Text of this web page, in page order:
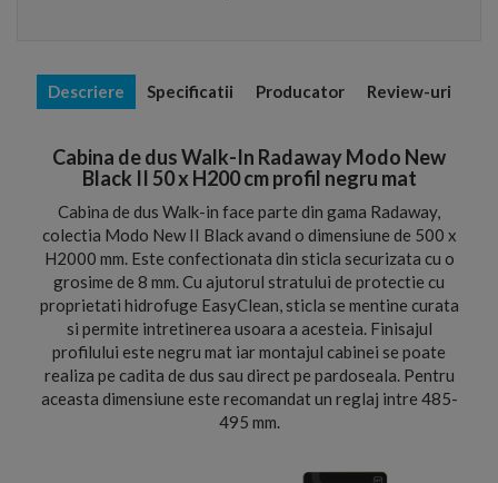
Descriere Specificatii Producator Review-uri
Cabina de dus Walk-In Radaway Modo New
Black II 50 x H200 cm profil negru mat
Cabina de dus Walk-in face parte din gama Radaway,
colectia Modo New II Black avand o dimensiune de 500 x
H2000 mm. Este confectionata din sticla securizata cu o
grosime de 8 mm. Cu ajutorul stratului de protectie cu
proprietati hidrofuge EasyClean, sticla se mentine curata
si permite intretinerea usoara a acesteia. Finisajul
profilului este negru mat iar montajul cabinei se poate
realiza pe cadita de dus sau direct pe pardoseala. Pentru
aceasta dimensiune este recomandat un reglaj intre 485-
495 mm.